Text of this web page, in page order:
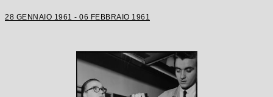
28 GENNAIO 1961 - 06 FEBBRAIO 1961